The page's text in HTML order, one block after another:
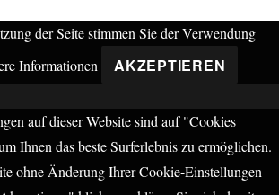
der Seite stimmen Sie der Verwendung
Informationen AKZEPTIEREN
auf dieser Website sind auf "Cookies
Ihnen das beste Surferlebnis zu ermöglichen.
ohne Änderung Ihrer Cookie-Einstellungen